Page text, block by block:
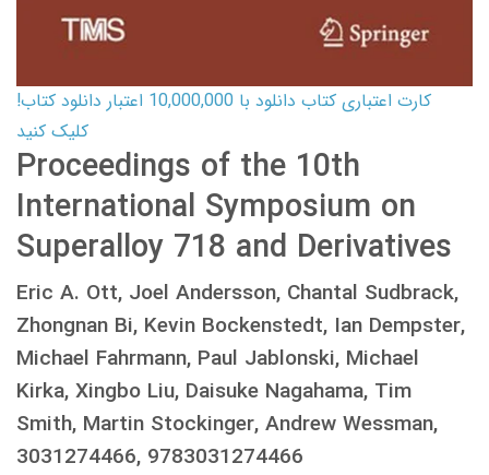
کارت اعتباری کتاب دانلود با 10,000,000 اعتبار دانلود کتاب!
کلیک کنید
Proceedings of the 10th
International Symposium on
Superalloy 718 and Derivatives
Eric A. Ott, Joel Andersson, Chantal Sudbrack,
Zhongnan Bi, Kevin Bockenstedt, Ian Dempster,
Michael Fahrmann, Paul Jablonski, Michael
Kirka, Xingbo Liu, Daisuke Nagahama, Tim
Smith, Martin Stockinger, Andrew Wessman,
3031274466, 9783031274466